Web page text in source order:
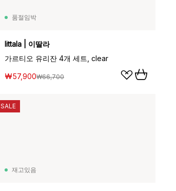
품절임박
Iittala | 이딸라
가르티오 유리잔 4개 세트, clear
₩57,900₩66,700
재고있음
SALE